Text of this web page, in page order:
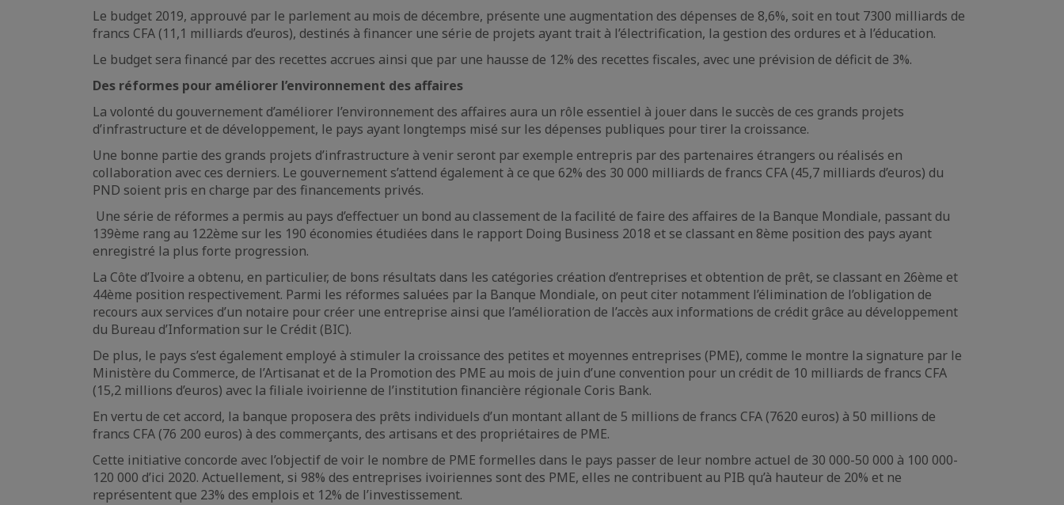
Le budget 2019, approuvé par le parlement au mois de décembre, présente une augmentation des dépenses de 8,6%, soit en tout 7300 milliards de
francs CFA (11,1 milliards d’euros), destinés à financer une série de projets ayant trait à l’électrification, la gestion des ordures et à l’éducation.
Le budget sera financé par des recettes accrues ainsi que par une hausse de 12% des recettes fiscales, avec une prévision de déficit de 3%.
Des réformes pour améliorer l’environnement des affaires
La volonté du gouvernement d’améliorer l’environnement des affaires aura un rôle essentiel à jouer dans le succès de ces grands projets
d’infrastructure et de développement, le pays ayant longtemps misé sur les dépenses publiques pour tirer la croissance.
Une bonne partie des grands projets d’infrastructure à venir seront par exemple entrepris par des partenaires étrangers ou réalisés en
collaboration avec ces derniers. Le gouvernement s’attend également à ce que 62% des 30 000 milliards de francs CFA (45,7 milliards d’euros) du
PND soient pris en charge par des financements privés.
Une série de réformes a permis au pays d’effectuer un bond au classement de la facilité de faire des affaires de la Banque Mondiale, passant du
139ème rang au 122ème sur les 190 économies étudiées dans le rapport Doing Business 2018 et se classant en 8ème position des pays ayant
enregistré la plus forte progression.
La Côte d’Ivoire a obtenu, en particulier, de bons résultats dans les catégories création d’entreprises et obtention de prêt, se classant en 26ème et
44ème position respectivement. Parmi les réformes saluées par la Banque Mondiale, on peut citer notamment l’élimination de l’obligation de
recours aux services d’un notaire pour créer une entreprise ainsi que l’amélioration de l’accès aux informations de crédit grâce au développement
du Bureau d’Information sur le Crédit (BIC).
De plus, le pays s’est également employé à stimuler la croissance des petites et moyennes entreprises (PME), comme le montre la signature par le
Ministère du Commerce, de l’Artisanat et de la Promotion des PME au mois de juin d’une convention pour un crédit de 10 milliards de francs CFA
(15,2 millions d’euros) avec la filiale ivoirienne de l’institution financière régionale Coris Bank.
En vertu de cet accord, la banque proposera des prêts individuels d’un montant allant de 5 millions de francs CFA (7620 euros) à 50 millions de
francs CFA (76 200 euros) à des commerçants, des artisans et des propriétaires de PME.
Cette initiative concorde avec l’objectif de voir le nombre de PME formelles dans le pays passer de leur nombre actuel de 30 000-50 000 à 100 000-
120 000 d’ici 2020. Actuellement, si 98% des entreprises ivoiriennes sont des PME, elles ne contribuent au PIB qu’à hauteur de 20% et ne
représentent que 23% des emplois et 12% de l’investissement.